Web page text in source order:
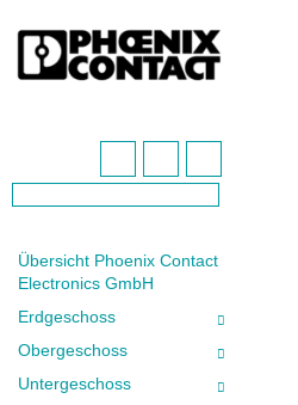
Übersicht Phoenix Contact
Electronics GmbH
Erdgeschoss
Obergeschoss
Untergeschoss